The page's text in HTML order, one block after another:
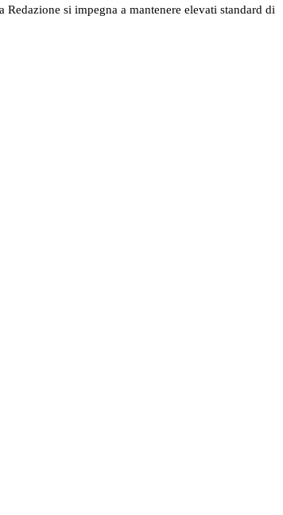
si impegna a mantenere elevati standard di